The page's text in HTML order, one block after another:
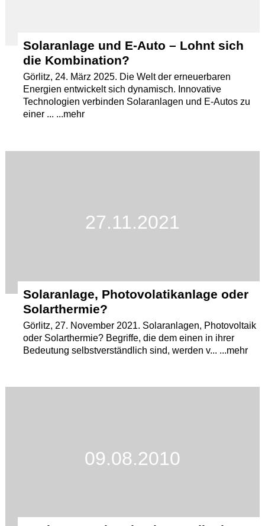
Solaranlage und E-Auto – Lohnt sich
die Kombination?
Görlitz, 24. März 2025. Die Welt der erneuerbaren
Energien entwickelt sich dynamisch. Innovative
Technologien verbinden Solaranlagen und E-Autos zu
einer ... ...mehr
27.11.2021
Solaranlage, Photovolatikanlage oder
Solarthermie?
Görlitz, 27. November 2021. Solaranlagen, Photovoltaik
oder Solarthermie? Begriffe, die dem einen in ihrer
Bedeutung selbstverständlich sind, werden v... ...mehr
09.08.2010